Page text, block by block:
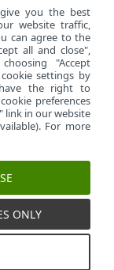
súbory cookie
you the best
website traffic,
can agree to the
all and close",
"Accept
settings by
the right to
preferences
link in our website
For more
ONLY